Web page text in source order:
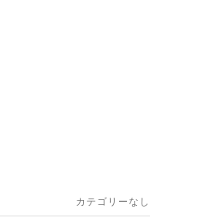
カテゴリーなし